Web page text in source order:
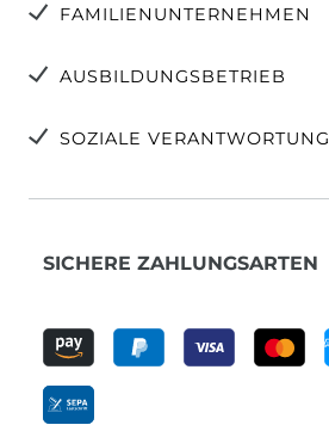
FAMILIENUNTERNEHMEN
AUSBILDUNGSBETRIEB
SOZIALE VERANTWORTUNG
SICHERE ZAHLUNGSARTEN